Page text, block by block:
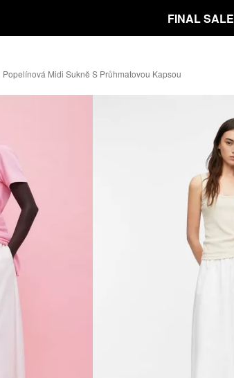
FINAL SALE
Popelínová Midi Sukně S Průhmatovou Kapsou